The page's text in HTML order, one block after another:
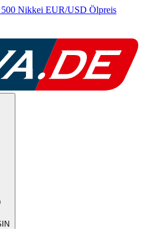
Nikkei EUR/USD Ölpreis